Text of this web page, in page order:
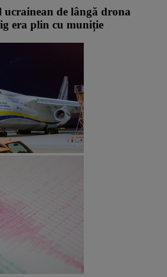
de lângă drona
era plin cu muniție